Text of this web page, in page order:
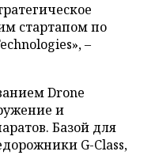
стартапом по
–
Drone
и
Базой для
G-Class,